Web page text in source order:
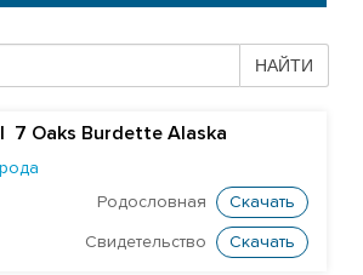
порода
пестрая порода
НАЙТИ
7 Oaks Burdette Alaska
Родословная
Скачать
Свидетельство Скачать